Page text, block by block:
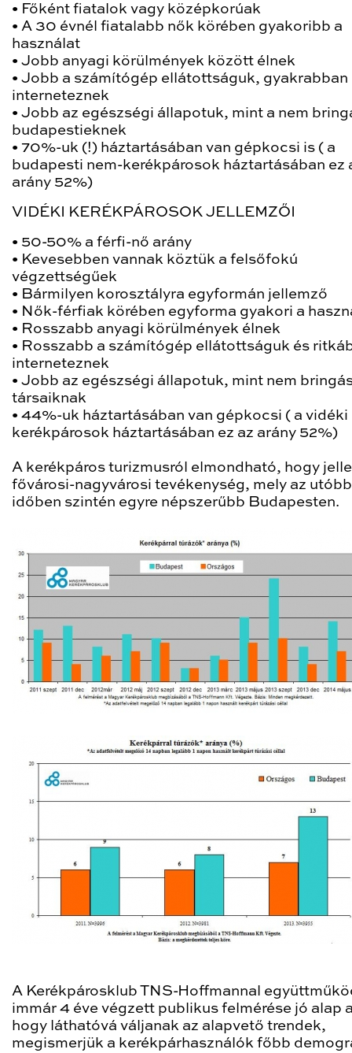
• Főként fiatalok vagy középkorúak
• A 30 évnél fiatalabb nők körében gyakoribb a
használat
• Jobb anyagi körülmények között élnek
• Jobb a számítógép ellátottságuk, gyakrabban
interneteznek
• Jobb az egészségi állapotuk, mint a nem
budapestieknek
• 70%-uk (!) háztartásában van gépkocsi is ( a
budapesti nem-kerékpárosok háztartásában ez
arány 52%)
VIDÉKI KERÉKPÁROSOK JELLEMZŐI
• 50-50% a férfi-nő arány
• Kevesebben vannak köztük a felsőfokú
végzettségűek
• Bármilyen korosztályra egyformán jellemző
• Nők-férfiak körében egyforma gyakori a
• Rosszabb anyagi körülmények élnek
• Rosszabb a számítógép ellátottságuk és
interneteznek
• Jobb az egészségi állapotuk, mint nem
társaiknak
• 44%-uk háztartásában van gépkocsi ( a vidéki
kerékpárosok háztartásában ez az arány 52%)
A kerékpáros turizmusról elmondható, hogy
fővárosi-nagyvárosi tevékenység, mely az
időben szintén egyre népszerűbb Budapesten.
A Kerékpárosklub TNS-Hoffmannal
immár 4 éve végzett publikus felmérése jó alap
hogy láthatóvá váljanak az alapvető trendek,
megismerjük a kerékpárhasználók főbb